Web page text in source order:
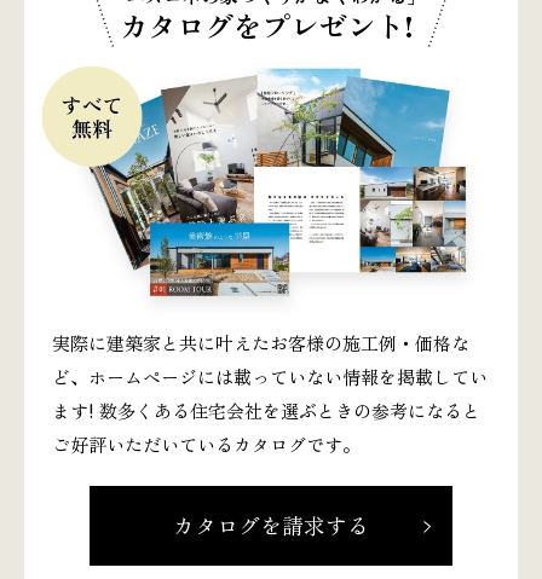
カタログをプレゼント!
実際に建築家と共に叶えたお客様の施工例・価格な
ど、ホームページには載っていない情報を掲載してい
ます! 数多くある住宅会社を選ぶときの参考になると
ご好評いただいているカタログです。
カタログを請求する